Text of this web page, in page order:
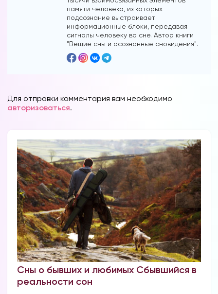
памяти человека, из которых
подсознание выстраивает
информационные блоки, передавая
сигналы человеку во сне. Автор книги
"Вещие сны и осознанные сновидения".
Для отправки комментария вам необходимо
авторизоваться.
Сны о бывших и любимых Сбывшийся в
реальности сон